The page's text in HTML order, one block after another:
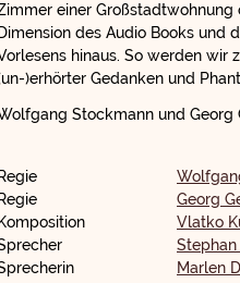
einer Großstadtwohnung
Dimension des Audio Books
hinaus. So werden wir
)erhörter Gedanken und
Stockmann und Georg
Regie
Regie
Georg
Komposition
Vlatko
Stephan
Marlen